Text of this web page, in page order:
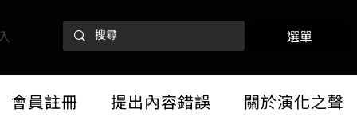
選單
會員註冊 提出內容錯誤 關於演化之聲